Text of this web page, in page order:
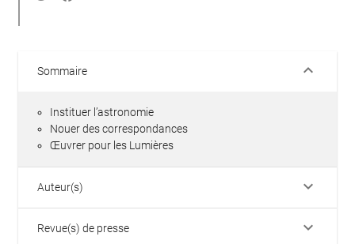
Sommaire keyboard_arrow_down
Instituer l’astronomie
Nouer des correspondances
Œuvrer pour les Lumières
Auteur(s) keyboard_arrow_down
Revue(s) de presse keyboard_arrow_down